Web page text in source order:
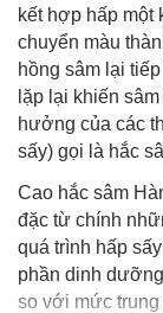
kết hợp hấp
chuyển màu
hồng sâm lại
lặp lại khiến
hưởng của các
sấy) gọi là hắc
Cao hắc sâm
đặc từ chính
quá trình hấp
phần dinh
so với mức